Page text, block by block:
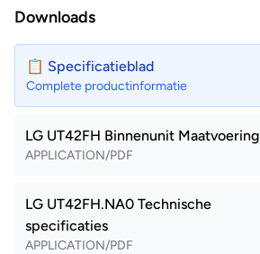
Downloads
📋 Specificatieblad
Complete productinformatie
LG UT42FH Binnenunit Maatvoering
APPLICATION/PDF
LG UT42FH.NA0 Technische
specificaties
APPLICATION/PDF